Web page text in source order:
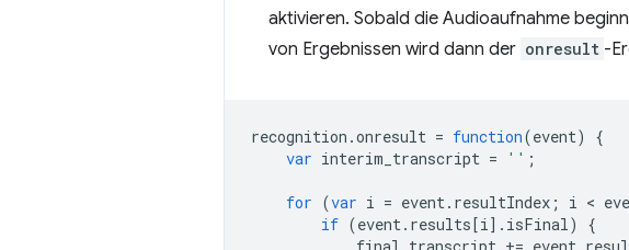
aktivieren. Sobald die Audioaufnahme
von Ergebnissen wird dann der onresult -
recognition .onresult = function(event)
{
var interim_transcript = '' ;
for (var i = event. resultIndex ; i <
if (event. results[i]. isFinal)
{